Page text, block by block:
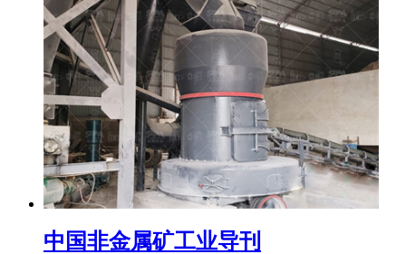
中国非金属矿工业导刊